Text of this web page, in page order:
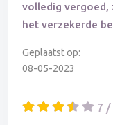
volledig vergoed,
het verzekerde
Geplaatst op:
08-05-2023
7 /